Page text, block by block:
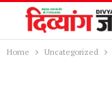
Home Uncategorized